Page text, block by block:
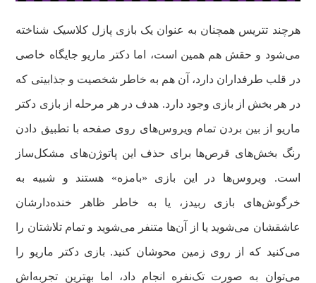
هرچند تتریس همچنان به عنوان یک بازی پازل کلاسیک شناخته
می‌شود و حقش هم همین است، اما دکتر ماریو جایگاه خاصی
در قلب طرفداران دارد، آن هم به خاطر شخصیت و جذابیتی که
در هر بخش از بازی وجود دارد. هدف در هر مرحله از بازی دکتر
ماریو از بین بردن تمام ویروس‌های روی صفحه با تطبیق دادن
رنگ بخش‌های قرص‌ها برای حذف این پاتوژن‌های مشکل‌ساز
است. ویروس‌ها در این بازی «بامزه» هستند و شبیه به
خرگوش‌های بازی ربیدز، یا به خاطر ظاهر خنده‌دارشان
عاشقشان می‌شوید یا از آن‌ها متنفر می‌شوید و تمام تلاشتان را
می‌کنید که از روی زمین محوشان کنید. بازی دکتر ماریو را
می‌توان به صورت تک‌نفره انجام داد، اما بهترین تجربه‌اش